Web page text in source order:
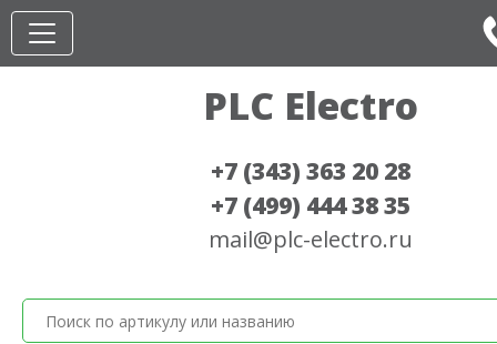
PLC Electro
+7 (343) 363 20 28
+7 (499) 444 38 35
mail@plc-electro.ru